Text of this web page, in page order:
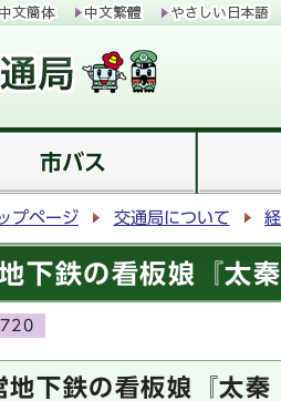
市バス
プページ 交通局について
下鉄の看板娘『
地下鉄の看板娘『太